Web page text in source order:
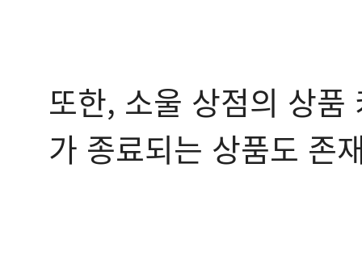
또한, 소울 상점의 상
가 종료되는 상품도 존